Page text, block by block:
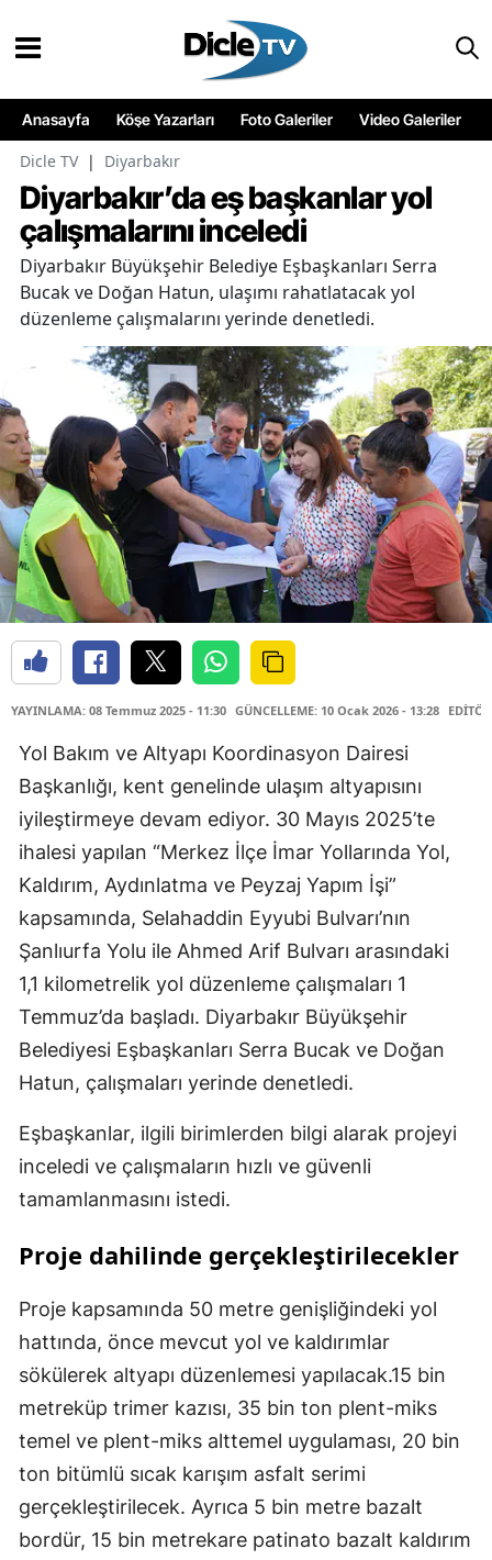
Anasayfa Köşe Yazarları Foto Galeriler Video Galeriler
Dicle TV | Diyarbakır
Diyarbakır’da eş başkanlar yol
çalışmalarını inceledi
Diyarbakır Büyükşehir Belediye Eşbaşkanları Serra
Bucak ve Doğan Hatun, ulaşımı rahatlatacak yol
düzenleme çalışmalarını yerinde denetledi.
YAYINLAMA: 08 Temmuz 2025 - 11:30 GÜNCELLEME: 10 Ocak 2026 - 13:28
Yol Bakım ve Altyapı Koordinasyon Dairesi
Başkanlığı, kent genelinde ulaşım altyapısını
iyileştirmeye devam ediyor. 30 Mayıs 2025’te
ihalesi yapılan “Merkez İlçe İmar Yollarında Yol,
Kaldırım, Aydınlatma ve Peyzaj Yapım İşi”
kapsamında, Selahaddin Eyyubi Bulvarı’nın
Şanlıurfa Yolu ile Ahmed Arif Bulvarı arasındaki
1,1 kilometrelik yol düzenleme çalışmaları 1
Temmuz’da başladı. Diyarbakır Büyükşehir
Belediyesi Eşbaşkanları Serra Bucak ve Doğan
Hatun, çalışmaları yerinde denetledi.
Eşbaşkanlar, ilgili birimlerden bilgi alarak projeyi
inceledi ve çalışmaların hızlı ve güvenli
tamamlanmasını istedi.
Proje dahilinde gerçekleştirilecekler
Proje kapsamında 50 metre genişliğindeki yol
hattında, önce mevcut yol ve kaldırımlar
sökülerek altyapı düzenlemesi yapılacak.15 bin
metreküp trimer kazısı, 35 bin ton plent-miks
temel ve plent-miks alttemel uygulaması, 20 bin
ton bitümlü sıcak karışım asfalt serimi
gerçekleştirilecek. Ayrıca 5 bin metre bazalt
bordür, 15 bin metrekare patinato bazalt kaldırım